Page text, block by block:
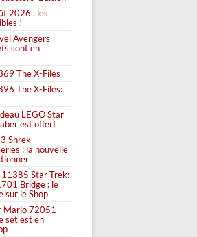
2026 : les
!
Avengers
sont en
The X-Files
The X-Files:
LEGO Star
est offert
Shrek
: la nouvelle
11385 Star Trek:
Bridge : le
sur le Shop
Mario 72051
set est en